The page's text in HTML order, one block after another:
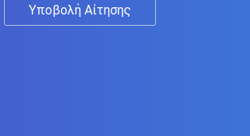
Υποβολή Αίτησης